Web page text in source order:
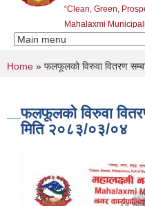
“Clean, Green,
Mahalaxmi
You are here
Home » फलफूलको विरुवा वितरण
फलफूलको विरुवा
मिति २०८३/०३/०४